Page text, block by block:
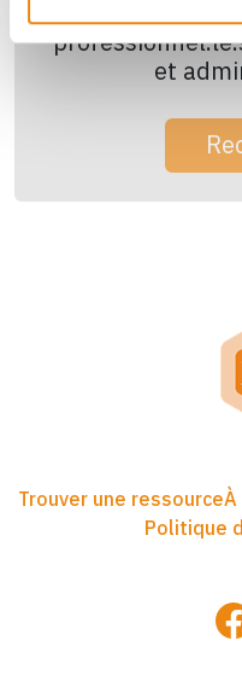
et
Trouver une ressourceÀ
Politique